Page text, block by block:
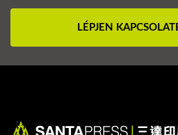
LÉPJEN